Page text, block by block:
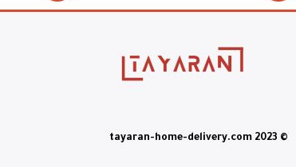
© tayaran-home-delivery.com 2023